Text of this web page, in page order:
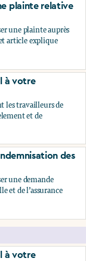
plainte relative
une plainte auprès
article explique
plainte relative
à votre
les travailleurs de
et de
à votre employeur
des
une demande
et de l’assurance
des
à votre